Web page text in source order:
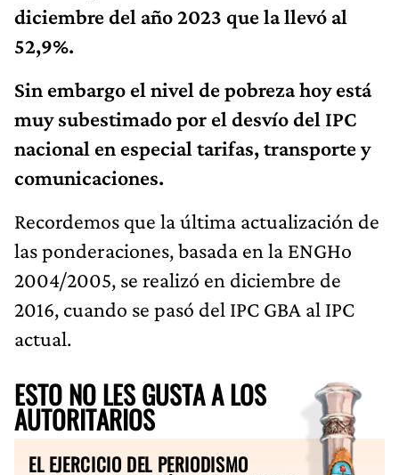
diciembre del año 2023 que la llevó al
52,9%.
Sin embargo el nivel de pobreza hoy está
muy subestimado por el desvío del IPC
nacional en especial tarifas, transporte y
comunicaciones.
Recordemos que la última actualización de
las ponderaciones, basada en la ENGHo
2004/2005, se realizó en diciembre de
2016, cuando se pasó del IPC GBA al IPC
actual.
ESTO NO LES GUSTA A LOS
AUTORITARIOS
EL EJERCICIO DEL PERIODISMO